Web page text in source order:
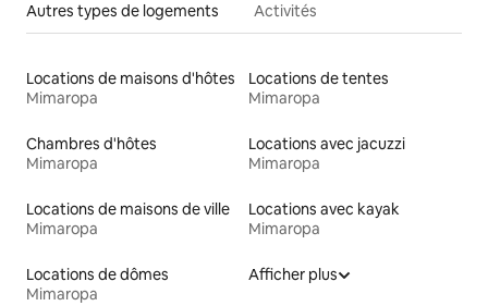
Autres types de logements Activités
Locations de maisons d'hôtes
Mimaropa
Locations de tentes
Mimaropa
Chambres d'hôtes
Mimaropa
Locations avec jacuzzi
Mimaropa
Locations de maisons de ville
Mimaropa
Locations avec kayak
Mimaropa
Locations de dômes
Mimaropa
Afficher plus